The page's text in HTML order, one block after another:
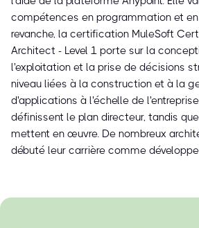
compétences en programmation et
revanche, la certification MuleSoft
Architect - Level 1 porte sur la
l'exploitation et la prise de décisions
niveau liées à la construction et à la
d'applications à l'échelle de
définissent le plan directeur, tandis
mettent en œuvre. De nombreux
débuté leur carrière comme